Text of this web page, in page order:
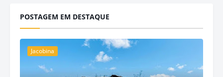
POSTAGEM EM DESTAQUE
Jacobina